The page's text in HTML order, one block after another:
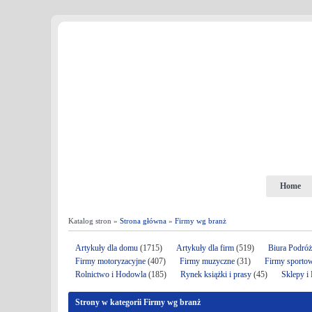
Home
Katalog stron » Strona główna » Firmy wg branż
Artykuły dla domu (1715) Artykuły dla firm (519)
Biura
Firmy motoryzacyjne (407) Firmy muzyczne (31)
Firmy
Rolnictwo i Hodowla (185) Rynek książki i prasy (45) Sklepy i
Strony w kategorii Firmy wg branż